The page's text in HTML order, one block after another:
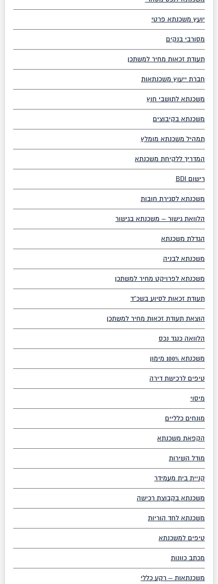
יועץ משכנתא פרטי
מסורבי בנקים
תעודת זכאות מחיר למשתכן
חברת ייעוץ משכנתאות
משכנתא לתושבי חוץ
משכנתא בקיבוצים
תמהיל משכנתא מומלץ
המדריך ללקיחת משכנתא
רישום BDI
משכנתא לסגירת חובות
הלוואת גישור – משכנתא בגישור
הגדלת משכנתא
משכנתא לבניה
משכנתא לפרויקט מחיר למשתכן
תעודת זכאות לסיוע בשכ”ד
הוצאת תעודת זכאות מחיר למשתכן
הלוואה כנגד נכס
משכנתא 100% מימון
טיפים לרכישת דירה
מיסוי
מונחים כלליים
הקפאת משכנתא
מודל השירות
קניית בית מעמידר
משכנתא בקבוצת רכישה
משכנתא לחד הוריות
טיפים למשכנתא
מכתב כוונות
משכנתאות – רקע כללי